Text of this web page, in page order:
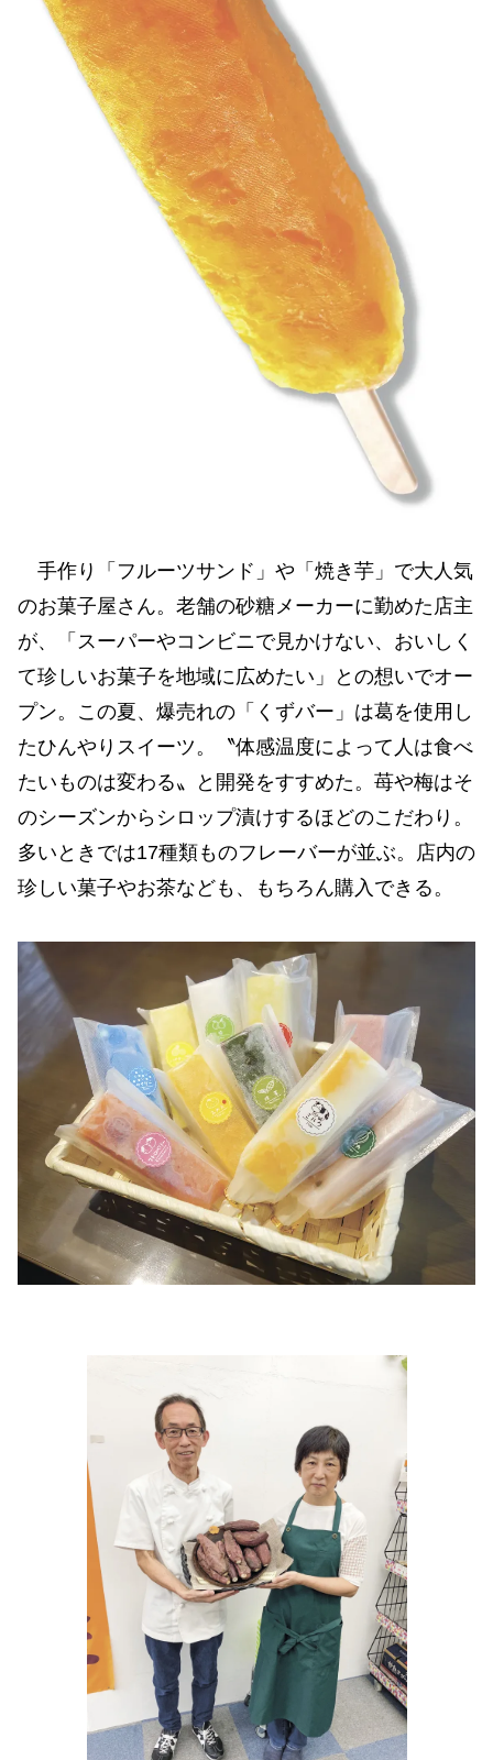
手作り「フルーツサンド」や「焼き芋」で大人気
のお菓子屋さん。老舗の砂糖メーカーに勤めた店主
が、「スーパーやコンビニで見かけない、おいしく
て珍しいお菓子を地域に広めたい」との想いでオー
プン。この夏、爆売れの「くずバー」は葛を使用し
たひんやりスイーツ。〝体感温度によって人は食べ
たいものは変わる〟と開発をすすめた。苺や梅はそ
のシーズンからシロップ漬けするほどのこだわり。
多いときでは17種類ものフレーバーが並ぶ。店内の
珍しい菓子やお茶なども、もちろん購入できる。